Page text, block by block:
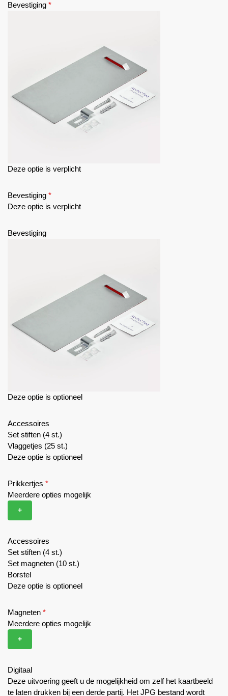
Bevestiging *
Deze optie is verplicht
Bevestiging *
Deze optie is verplicht
Bevestiging
Deze optie is optioneel
Accessoires
Set stiften (4 st.)
Vlaggetjes (25 st.)
Deze optie is optioneel
Prikkertjes *
Meerdere opties mogelijk
+
Accessoires
Set stiften (4 st.)
Set magneten (10 st.)
Borstel
Deze optie is optioneel
Magneten *
Meerdere opties mogelijk
+
Digitaal
Deze uitvoering geeft u de mogelijkheid om zelf het kaartbeeld
te laten drukken bij een derde partij. Het JPG bestand wordt